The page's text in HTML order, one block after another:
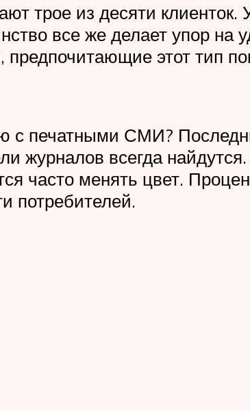
трое из десяти клиенток.
все же делает упор на
этот тип
с печатными СМИ?
журналов всегда
часто менять цвет.
потребителей.